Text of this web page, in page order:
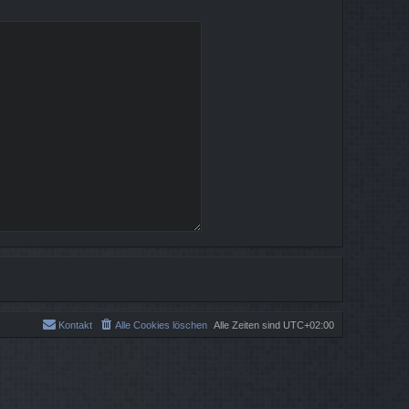
Alle Zeiten sind UTC+02:00
Alle Cookies löschen
Kontakt